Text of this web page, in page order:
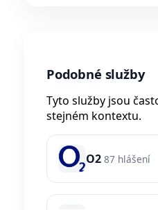
Podobné služby
Tyto služby jsou
stejném kontextu.
O2 87 hlášení